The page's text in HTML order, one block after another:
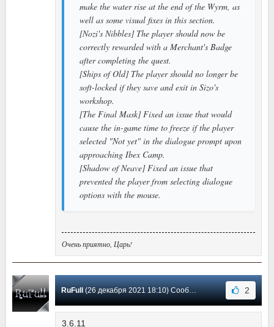
make the water rise at the end of the Wyrm, as
well as some visual fixes in this section.
[Nozi's Nibbles] The player should now be
correctly rewarded with a Merchant's Badge
after completing the quest.
[Ships of Old] The player should no longer be
soft-locked if they save and exit in Sizo's
workshop.
[The Final Mask] Fixed an issue that would
cause the in-game time to freeze if the player
selected "Not yet" in the dialogue prompt upon
approaching Ibex Camp.
[Shadow of Neave] Fixed an issue that
prevented the player from selecting dialogue
options with the mouse.
Очень приятно, Царь!
RuFull (26 декабря 2021 18:10) Сообщение #3 2
3.6.11